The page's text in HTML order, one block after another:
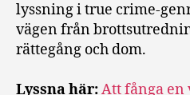
lyssning i true crime-
vägen från
rättegång och dom.
Lyssna här:Att fånga en